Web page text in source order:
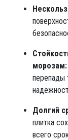
морозам:
перепады
Долгий
плитка
всего